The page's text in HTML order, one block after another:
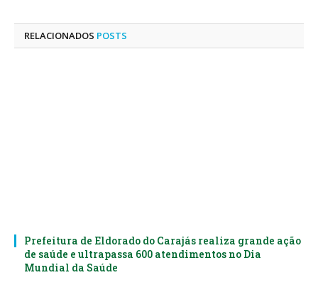
RELACIONADOS POSTS
Prefeitura de Eldorado do Carajás realiza grande ação
de saúde e ultrapassa 600 atendimentos no Dia
Mundial da Saúde